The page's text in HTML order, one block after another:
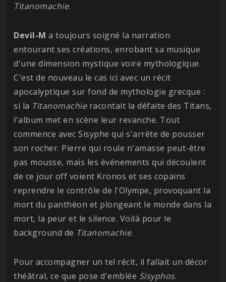
Titanomachie.
Devil-M a toujours soigné la narration
entourant ses créations, enrobant sa musique
d'une dimension mystique voire mythologique.
C'est de nouveau le cas ici avec un récit
apocalyptique sur fond de mythologie grecque :
si la Titanomachieracontait la défaite des Titans,
l'album met en scène leur revanche. Tout
commence avec Sisyphe qui s'arrête de pousser
son rocher. Pierre qui roule n'amasse peut-être
pas mousse, mais les événements qui découlent
de ce jour off voient Kronos et ses copains
reprendre le contrôle de l'Olympe, provoquant la
mort du panthéon et plongeant le monde dans la
mort, la peur et le silence. Voilà pour le
background de Titanomachie.
Pour accompagner un tel récit, il fallait un décor
théâtral, ce que pose d'emblée Sisyphos.